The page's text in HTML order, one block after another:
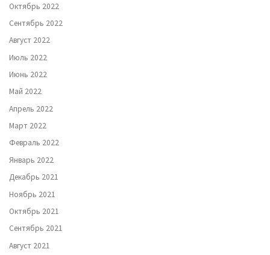
Октябрь 2022
Сентябрь 2022
Август 2022
Июль 2022
Июнь 2022
Май 2022
Апрель 2022
Март 2022
Февраль 2022
Январь 2022
Декабрь 2021
Ноябрь 2021
Октябрь 2021
Сентябрь 2021
Август 2021